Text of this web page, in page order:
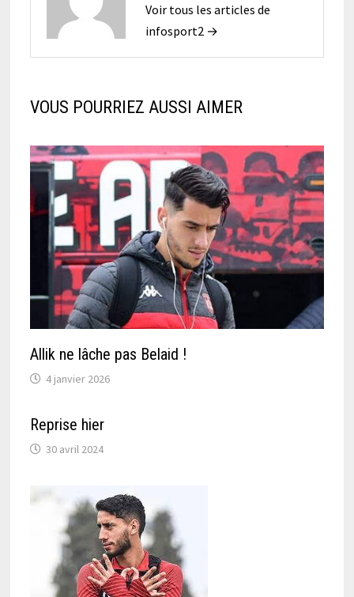
Voir tous les articles de
infosport2 →
VOUS POURRIEZ AUSSI AIMER
Allik ne lâche pas Belaid !
4 janvier 2026
Reprise hier
30 avril 2024